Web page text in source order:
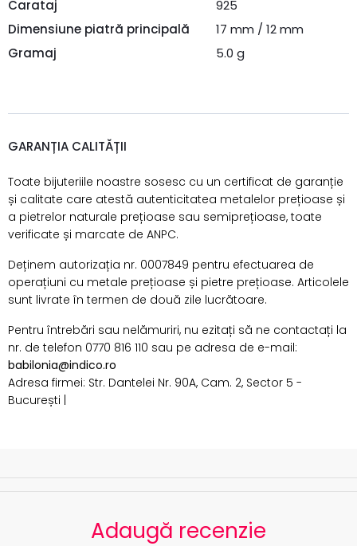
Carataj
925
Dimensiune piatră principală
17 mm / 12 mm
Gramaj
5.0 g
GARANȚIA CALITĂȚII
Toate bijuteriile noastre sosesc cu un certificat de garanție
și calitate care atestă autenticitatea metalelor prețioase și
a pietrelor naturale prețioase sau semiprețioase, toate
verificate și marcate de ANPC.
Deținem autorizația nr. 0007849 pentru efectuarea de
operațiuni cu metale prețioase și pietre prețioase. Articolele
sunt livrate în termen de două zile lucrătoare.
Pentru întrebări sau nelămuriri, nu ezitați să ne contactați la
nr. de telefon 0770 816 110 sau pe adresa de e-mail:
babilonia@indico.ro
Adresa firmei: Str. Dantelei Nr. 90A, Cam. 2, Sector 5 -
București |
Adaugă recenzie